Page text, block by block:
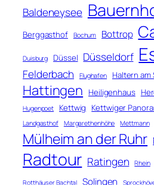
Baldeneysee
Berggasthof Bochum Bottrop
Duisburg Düssel Düsseldorf
Felderbach Flughafen Haltern am
Hattingen Heiligenhaus
Hugenpoet Kettwig Kettwiger
Landgasthof
Margarethenhöhe Mettmann
Mülheim an der Ruhr
Radtour Ratingen Rhein
Rotthäuser Bachtal Solingen